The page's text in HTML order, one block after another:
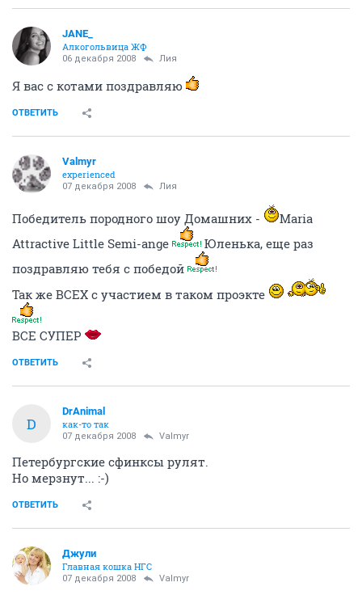
JANE_
Алкогольвица ЖФ
06 декабря 2008 Лия
Я вас с котами поздравляю
ОТВЕТИТЬ
Valmyr
experienced
07 декабря 2008 Лия
Победитель породного шоу Домашних -
Maria
Attractive Little Semi-ange
Юленька, еще раз
поздравляю тебя с победой
Так же ВСЕХ с участием в таком проэкте
ВСЕ СУПЕР
ОТВЕТИТЬ
D
DrAnimal
как-то так
07 декабря 2008 Valmyr
Петербургские сфинксы рулят.
Но мерзнут... :-)
ОТВЕТИТЬ
Джули
Главная кошка НГС
07 декабря 2008 Valmyr